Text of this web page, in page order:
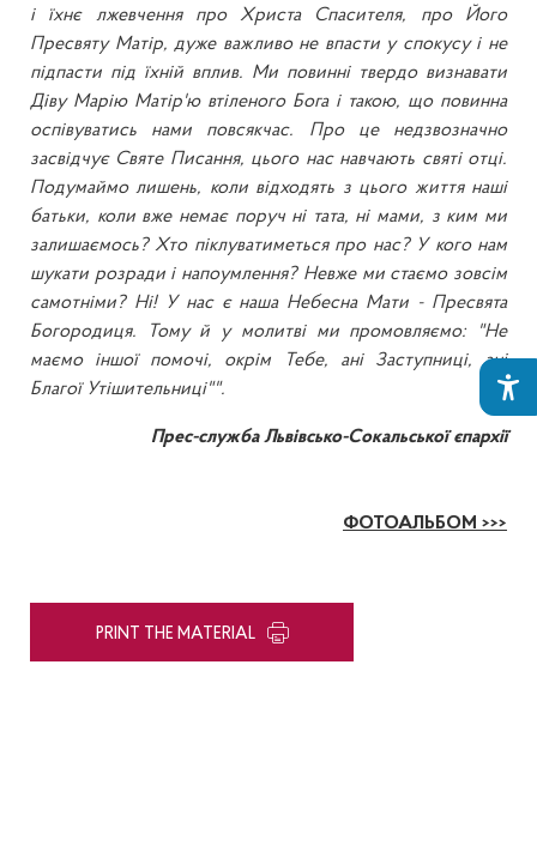
і їхнє лжевчення про Христа Спасителя, про Його
Пресвяту Матір, дуже важливо не впасти у спокусу і не
підпасти під їхній вплив. Ми повинні твердо визнавати
Діву Марію Матір'ю втіленого Бога і такою, що повинна
оспівуватись нами повсякчас. Про це недзвозначно
засвідчує Святе Писання, цього нас навчають святі отці.
Подумаймо лишень, коли відходять з цього життя наші
батьки, коли вже немає поруч ні тата, ні мами, з ким ми
залишаємось? Хто піклуватиметься про нас? У кого нам
шукати розради і напоумлення? Невже ми стаємо зовсім
самотніми? Ні! У нас є наша Небесна Мати - Пресвята
Богородиця. Тому й у молитві ми промовляємо: "Не
маємо іншої помочі, окрім Тебе, ані Заступниці, ані
Благої Утішительниці"".
Прес-служба Львівсько-Сокальської єпархії
ФОТОАЛЬБОМ >>>
PRINT THE MATERIAL